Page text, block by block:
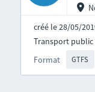
créé le 28/05/
Format GTFS
Transport